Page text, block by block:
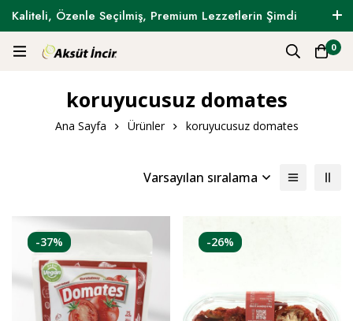
Kaliteli, Özenle Seçilmiş, Premium Lezzetlerin Şimdi
Tam Zamanı !
0
koruyucusuz domates
Ana Sayfa Ürünler koruyucusuz domates
Varsayılan sıralama
-37% -26%